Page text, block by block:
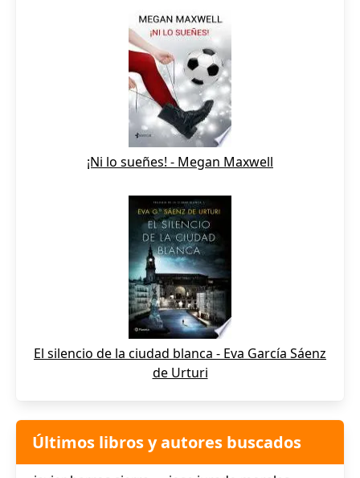
¡Ni lo sueñes! - Megan Maxwell
El silencio de la ciudad blanca - Eva García Sáenz
de Urturi
Últimos libros y autores buscados